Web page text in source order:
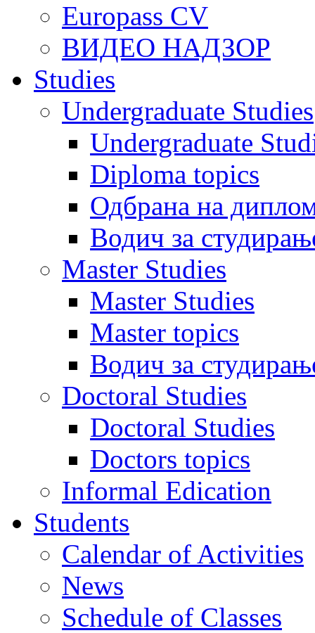
Europass CV
ВИДЕО НАДЗОР
Studies
Undergraduate Studies
Undergraduate
Diploma topics
Одбрана на
Водич за
Master Studies
Master Studies
Master topics
Водич за
Doctoral Studies
Doctoral Studies
Doctors topics
Informal Edication
Students
Calendar of Activities
News
Schedule of Classes